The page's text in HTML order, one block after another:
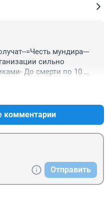
=Честь мундира---
сильно
До смерти по 10
комментарии
Отправить